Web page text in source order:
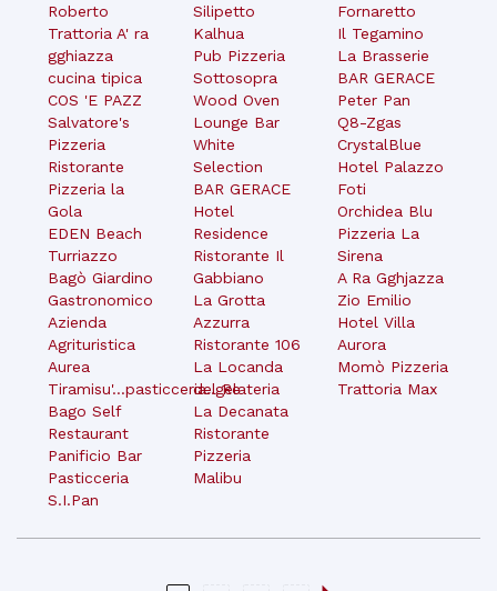
Roberto
Trattoria A' ra
gghiazza
cucina tipica
COS 'E PAZZ
Salvatore's
Pizzeria
Ristorante
Pizzeria la
Gola
EDEN Beach
Turriazzo
Bagò Giardino
Gastronomico
Azienda
Agrituristica
Aurea
Tiramisu'...pasticceria..gelateria
Bago Self
Restaurant
Panificio Bar
Pasticceria
S.I.Pan
Silipetto
Kalhua
Pub Pizzeria
Sottosopra
Wood Oven
Lounge Bar
White
Selection
BAR GERACE
Hotel
Residence
Ristorante Il
Gabbiano
La Grotta
Azzurra
Ristorante 106
La Locanda
del Re
La Decanata
Ristorante
Pizzeria
Malibu
Fornaretto
Il Tegamino
La Brasserie
BAR GERACE
Peter Pan
Q8-Zgas
CrystalBlue
Hotel Palazzo
Foti
Orchidea Blu
Pizzeria La
Sirena
A Ra Gghjazza
Zio Emilio
Hotel Villa
Aurora
Momò Pizzeria
Trattoria Max